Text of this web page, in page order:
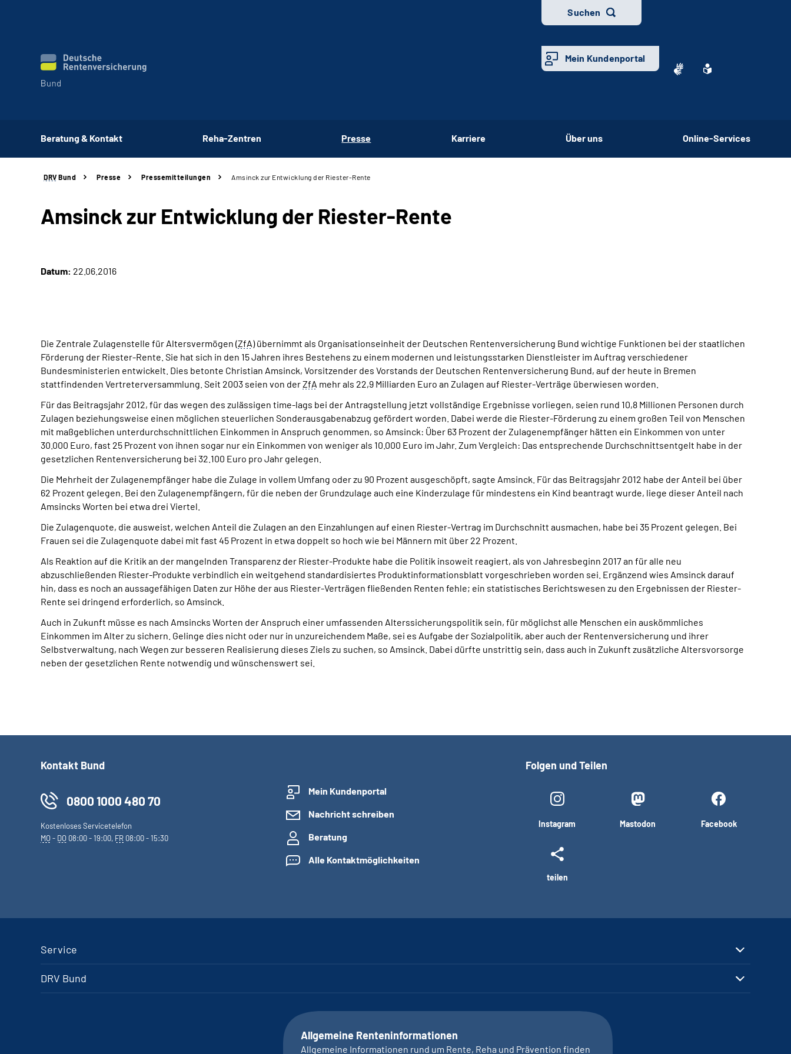
Suchen
Mein Kundenportal
Beratung & Kontakt Reha-Zentren Presse Karriere Über uns Online-Services
DRV Bund Presse Pressemitteilungen Amsinck zur Entwicklung der Riester-Rente
Amsinck zur Entwicklung der Riester-Rente
Datum: 22.06.2016
Die Zentrale Zulagenstelle für Altersvermögen (ZfA) übernimmt als Organisationseinheit der Deutschen Rentenversicherung Bund wichtige Funktionen bei der staatlichen
Förderung der Riester-Rente. Sie hat sich in den 15 Jahren ihres Bestehens zu einem modernen und leistungsstarken Dienstleister im Auftrag verschiedener
Bundesministerien entwickelt. Dies betonte Christian Amsinck, Vorsitzender des Vorstands der Deutschen Rentenversicherung Bund, auf der heute in Bremen
stattfindenden Vertreterversammlung. Seit 2003 seien von derZfA mehr als 22,9 Milliarden Euro an Zulagen auf Riester-Verträge überwiesen worden.
Für das Beitragsjahr 2012, für das wegen des zulässigen time-lags bei der Antragstellung jetzt vollständige Ergebnisse vorliegen, seien rund 10,8 Millionen Personen durch
Zulagen beziehungsweise einen möglichen steuerlichen Sonderausgabenabzug gefördert worden. Dabei werde die Riester-Förderung zu einem großen Teil von Menschen
mit maßgeblichen unterdurchschnittlichen Einkommen in Anspruch genommen, so Amsinck: Über 63 Prozent der Zulagenempfänger hätten ein Einkommen von unter
30.000 Euro, fast 25 Prozent von ihnen sogar nur ein Einkommen von weniger als 10.000 Euro im Jahr. Zum Vergleich: Das entsprechende Durchschnittsentgelt habe in der
gesetzlichen Rentenversicherung bei 32.100 Euro pro Jahr gelegen.
Die Mehrheit der Zulagenempfänger habe die Zulage in vollem Umfang oder zu 90 Prozent ausgeschöpft, sagte Amsinck. Für das Beitragsjahr 2012 habe der Anteil bei über
62 Prozent gelegen. Bei den Zulagenempfängern, für die neben der Grundzulage auch eine Kinderzulage für mindestens ein Kind beantragt wurde, liege dieser Anteil nach
Amsincks Worten bei etwa drei Viertel.
Die Zulagenquote, die ausweist, welchen Anteil die Zulagen an den Einzahlungen auf einen Riester-Vertrag im Durchschnitt ausmachen, habe bei 35 Prozent gelegen. Bei
Frauen sei die Zulagenquote dabei mit fast 45 Prozent in etwa doppelt so hoch wie bei Männern mit über 22 Prozent.
Als Reaktion auf die Kritik an der mangelnden Transparenz der Riester-Produkte habe die Politik insoweit reagiert, als von Jahresbeginn 2017 an für alle neu
abzuschließenden Riester-Produkte verbindlich ein weitgehend standardisiertes Produktinformationsblatt vorgeschrieben worden sei. Ergänzend wies Amsinck darauf
hin, dass es noch an aussagefähigen Daten zur Höhe der aus Riester-Verträgen fließenden Renten fehle; ein statistisches Berichtswesen zu den Ergebnissen der Riester-
Rente sei dringend erforderlich, so Amsinck.
Auch in Zukunft müsse es nach Amsincks Worten der Anspruch einer umfassenden Alterssicherungspolitik sein, für möglichst alle Menschen ein auskömmliches
Einkommen im Alter zu sichern. Gelinge dies nicht oder nur in unzureichendem Maße, sei es Aufgabe der Sozialpolitik, aber auch der Rentenversicherung und ihrer
Selbstverwaltung, nach Wegen zur besseren Realisierung dieses Ziels zu suchen, so Amsinck. Dabei dürfte unstrittig sein, dass auch in Zukunft zusätzliche Altersvorsorge
neben der gesetzlichen Rente notwendig und wünschenswert sei.
Kontakt Bund
0800 1000 480 70
Kostenloses Servicetelefon
MO- DO 08:00 - 19:00, FR 08:00 - 15:30
Mein Kundenportal
Nachricht schreiben
Beratung
Alle Kontaktmöglichkeiten
Folgen und Teilen
Instagram Mastodon Facebook
teilen
Service
DRV Bund
Allgemeine Renteninformationen
Allgemeine Informationen rund um Rente, Reha und Prävention finden